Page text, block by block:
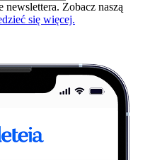
Zobacz naszą
się więcej.